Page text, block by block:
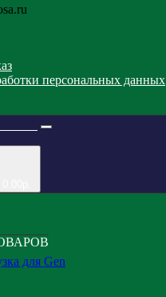
персональных данных
для Gen